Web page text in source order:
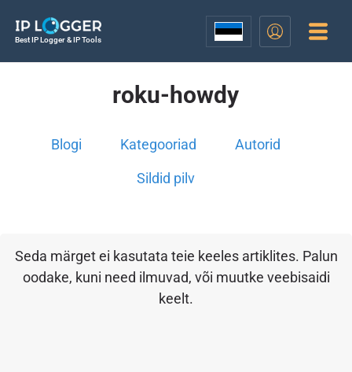
Best IP Logger & IP Tools
roku-howdy
Blogi Kategooriad Autorid
Sildid pilv